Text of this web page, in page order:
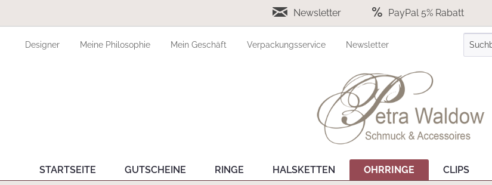
Newsletter PayPal 5% Rabatt
Designer Meine Philosophie Mein Geschäft Verpackungsservice Newsletter
STARTSEITE GUTSCHEINE RINGE HALSKETTEN OHRRINGE CLIPS